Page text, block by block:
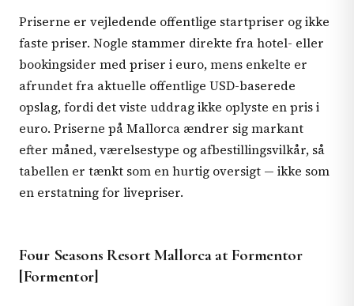
Priserne er vejledende offentlige startpriser og ikke
faste priser. Nogle stammer direkte fra hotel- eller
bookingsider med priser i euro, mens enkelte er
afrundet fra aktuelle offentlige USD-baserede
opslag, fordi det viste uddrag ikke oplyste en pris i
euro. Priserne på Mallorca ændrer sig markant
efter måned, værelsestype og afbestillingsvilkår, så
tabellen er tænkt som en hurtig oversigt — ikke som
en erstatning for livepriser.
Four Seasons Resort Mallorca at Formentor
[Formentor]